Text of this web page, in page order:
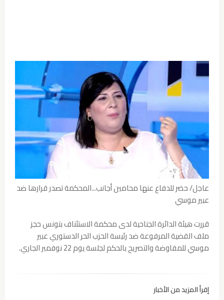
عاجل/ حضر للدفاع عنها محامين أجانب...المحكمة تصدر قرارها ضد
عبير موسي
قررت هيئة الدائرة الجناحية لدى محكمة الاستئناف بتونس حجز
ملف القضية المرفوعة ضد رئيسة الحزب الحر الدستوري عبير
موسي للمفاوضة والتصريح بالحكم لجلسة يوم 22 نوفمبر الجاري.
إقرأ المزيد من الأخبار